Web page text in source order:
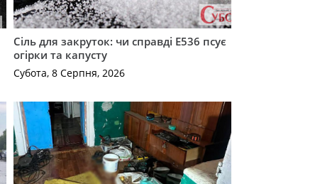
Сіль для закруток: чи справді Е536 псує
огірки та капусту
Субота, 8 Серпня, 2026